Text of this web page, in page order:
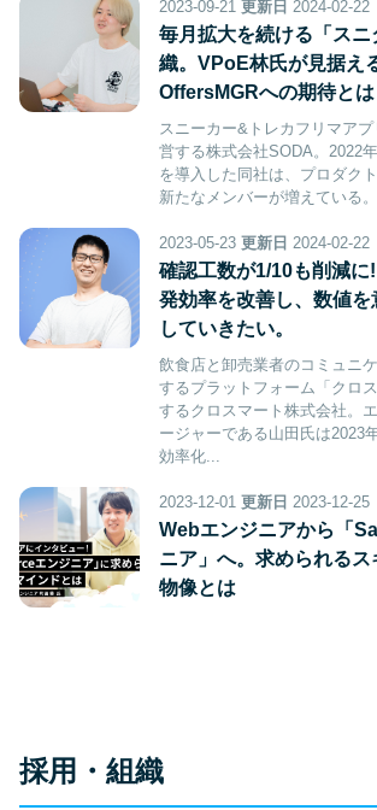
2023-09-21 更新日 2024-02-22
毎月拡大を続ける「スニ
織。VPoE林氏が見据え
OffersMGRへの期待とは
スニーカー&トレカフリマア
営する株式会社SODA。2022
を導入した同社は、プロダク
新たなメンバーが増えている
2023-05-23 更新日 2024-02-22
確認工数が1/10も削減に
発効率を改善し、数値を
していきたい。
飲食店と卸売業者のコミュニ
するプラットフォーム「クロ
するクロスマート株式会社。
ージャーである山田氏は2023
効率化...
2023-12-01 更新日 2023-12-25
Webエンジニアから「
ニア」へ。求められるス
物像とは
採用・組織